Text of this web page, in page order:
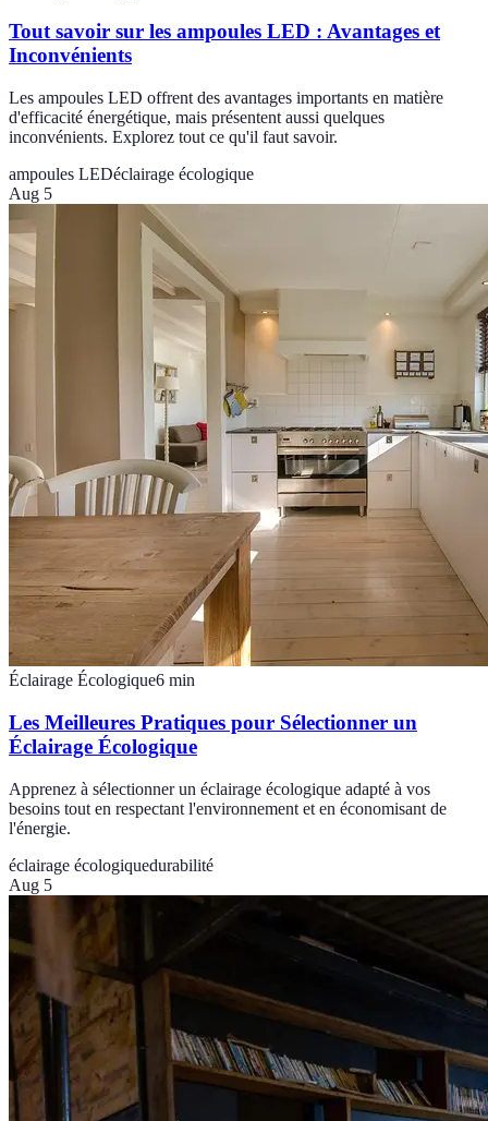
Tout savoir sur les ampoules LED : Avantages et
Inconvénients
Les ampoules LED offrent des avantages importants en matière
d'efficacité énergétique, mais présentent aussi quelques
inconvénients. Explorez tout ce qu'il faut savoir.
ampoules LEDéclairage écologique
Aug 5
Éclairage Écologique6 min
Les Meilleures Pratiques pour Sélectionner un
Éclairage Écologique
Apprenez à sélectionner un éclairage écologique adapté à vos
besoins tout en respectant l'environnement et en économisant de
l'énergie.
éclairage écologiquedurabilité
Aug 5